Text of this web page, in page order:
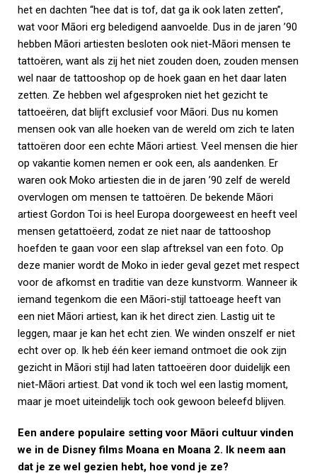
het en dachten “hee dat is tof, dat ga ik ook laten zetten”,
wat voor Māori erg beledigend aanvoelde. Dus in de jaren ’90
hebben Māori artiesten besloten ook niet-Māori mensen te
tattoëren, want als zij het niet zouden doen, zouden mensen
wel naar de tattooshop op de hoek gaan en het daar laten
zetten. Ze hebben wel afgesproken niet het gezicht te
tattoeëren, dat blijft exclusief voor Māori. Dus nu komen
mensen ook van alle hoeken van de wereld om zich te laten
tattoëren door een echte Māori artiest. Veel mensen die hier
op vakantie komen nemen er ook een, als aandenken. Er
waren ook Moko artiesten die in de jaren ’90 zelf de wereld
overvlogen om mensen te tattoëren. De bekende Māori
artiest Gordon Toi is heel Europa doorgeweest en heeft veel
mensen getattoëerd, zodat ze niet naar de tattooshop
hoefden te gaan voor een slap aftreksel van een foto. Op
deze manier wordt de Moko in ieder geval gezet met respect
voor de afkomst en traditie van deze kunstvorm. Wanneer ik
iemand tegenkom die een Māori-stijl tattoeage heeft van
een niet Māori artiest, kan ik het direct zien. Lastig uit te
leggen, maar je kan het echt zien. We winden onszelf er niet
echt over op. Ik heb één keer iemand ontmoet die ook zijn
gezicht in Māori stijl had laten tattoeëren door duidelijk een
niet-Māori artiest. Dat vond ik toch wel een lastig moment,
maar je moet uiteindelijk toch ook gewoon beleefd blijven.
Een andere populaire setting voor Māori cultuur vinden
we in de Disney films Moana en Moana 2. Ik neem aan
dat je ze wel gezien hebt, hoe vond je ze?